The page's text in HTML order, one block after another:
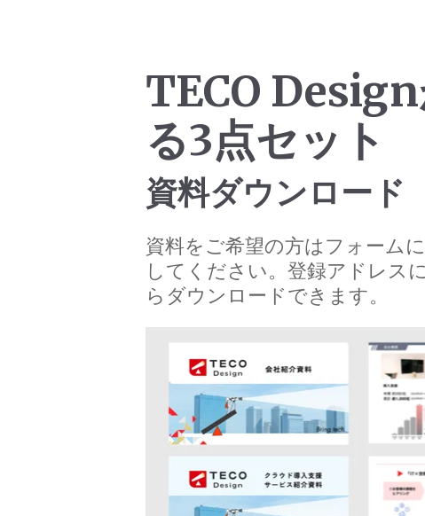
TECO
る3点セット
資料ダウンロード
資料をご希望の方はフォーム
してください。登録アドレス
らダウンロードできます。